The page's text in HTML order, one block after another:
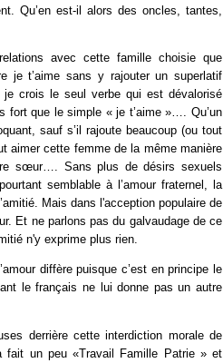
Qu’en est-il alors des oncles, tantes,
avec cette famille choisie que
je t’aime sans y rajouter un superlatif
crois le seul verbe qui est dévalorisé
fort que le simple « je t’aime »…. Qu’un
sauf s’il rajoute beaucoup (ou tout
aimer cette femme de la même manière
sœur…. Sans plus de désirs sexuels
semblable à l’amour fraternel, la
Mais dans l'acception populaire de
Et ne parlons pas du galvaudage de ce
n'y exprime plus rien.
diffère puisque c’est en principe le
le français ne lui donne pas un autre
derrière cette interdiction morale de
fait un peu «Travail Famille Patrie » et